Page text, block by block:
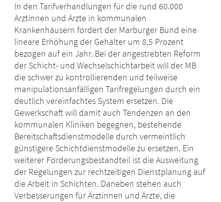
In den Tarifverhandlungen für die rund 60.000
Ärztinnen und Ärzte in kommunalen
Krankenhäusern fordert der Marburger Bund eine
lineare Erhöhung der Gehälter um 8,5 Prozent
bezogen auf ein Jahr. Bei der angestrebten Reform
der Schicht- und Wechselschichtarbeit will der MB
die schwer zu kontrollierenden und teilweise
manipulationsanfälligen Tarifregelungen durch ein
deutlich vereinfachtes System ersetzen. Die
Gewerkschaft will damit auch Tendenzen an den
kommunalen Kliniken begegnen, bestehende
Bereitschaftsdienstmodelle durch vermeintlich
günstigere Schichtdienstmodelle zu ersetzen. Ein
weiterer Forderungsbestandteil ist die Ausweitung
der Regelungen zur rechtzeitigen Dienstplanung auf
die Arbeit in Schichten. Daneben stehen auch
Verbesserungen für Ärztinnen und Ärzte, die